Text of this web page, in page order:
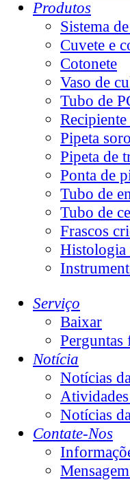
Produtos
Sistema
Cuvete e
Cotonete
Vaso de
Tubo de
Pipeta
Pipeta de
Ponta de
Tubo de
Tubo de
Frascos
Histologia
Serviço
Baixar
Perguntas
Notícia
Notícias
Notícias
Contate-Nos